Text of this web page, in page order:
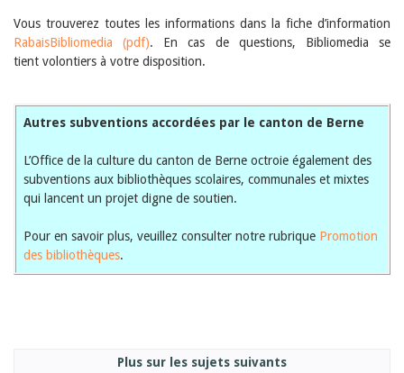
Bibliomedia
Tous les tags
Auteurs
Sibylle Birrer
Javier Lopez
Maria Aellig-Abate
Aline Yeretzian
Markus Jost
Sarah Jenni
Gabriela Hammel
Brigitte Burri
Vous trouverez toutes les informations dans la fiche d’information
RabaisBibliomedia (pdf). En cas de questions, Bibliomedia se
tient volontiers à votre disposition.
Autres subventions accordées par le canton de Berne
L’Office de la culture du canton de Berne octroie également des
subventions aux bibliothèques scolaires, communales et mixtes
qui lancent un projet digne de soutien.
Pour en savoir plus, veuillez consulter notre rubrique Promotion
des bibliothèques.
Plus sur les sujets suivants